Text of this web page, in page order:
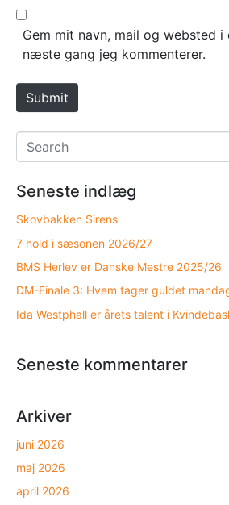
*
b
e
Gem mit navn, mail og websted
næste gang jeg kommenterer.
Submit
Seneste indlæg
Skovbakken Sirens
7 hold i sæsonen 2026/27
BMS Herlev er Danske Mestre 2025/26
DM-Finale 3: Hvem tager guldet
Ida Westphall er årets talent i
Seneste kommentarer
Arkiver
juni 2026
maj 2026
april 2026